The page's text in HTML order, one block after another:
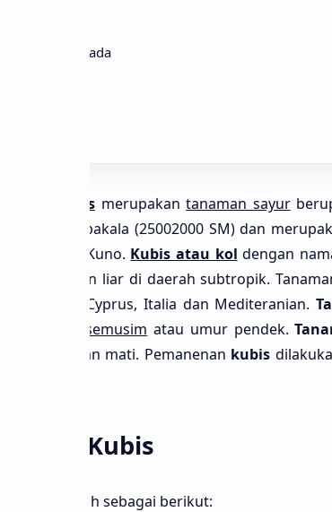
Akar Gada
atau kubismerupakantanaman sayur
jaman purbakala (25002000 SM) dan
Yunani Kuno. Kubis atau kol dengan
tumbuhan liar di daerah subtropik.
pertama di Cyprus, Italia dan Mediteranian.
sayuran semusim atau umur pendek.
itu akan mati. Pemanenan kubis
Kubis
adalah sebagai berikut: